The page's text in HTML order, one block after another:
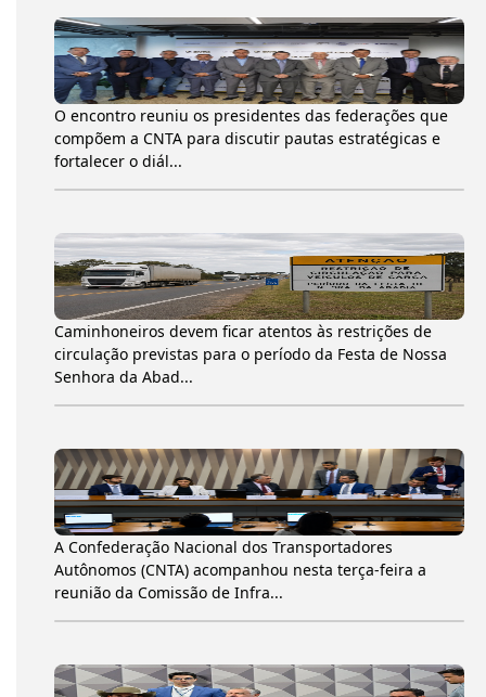
O encontro reuniu os presidentes das federações que
compõem a CNTA para discutir pautas estratégicas e
fortalecer o diál...
Caminhoneiros devem ficar atentos às restrições de
circulação previstas para o período da Festa de Nossa
Senhora da Abad...
A Confederação Nacional dos Transportadores
Autônomos (CNTA) acompanhou nesta terça-feira a
reunião da Comissão de Infra...